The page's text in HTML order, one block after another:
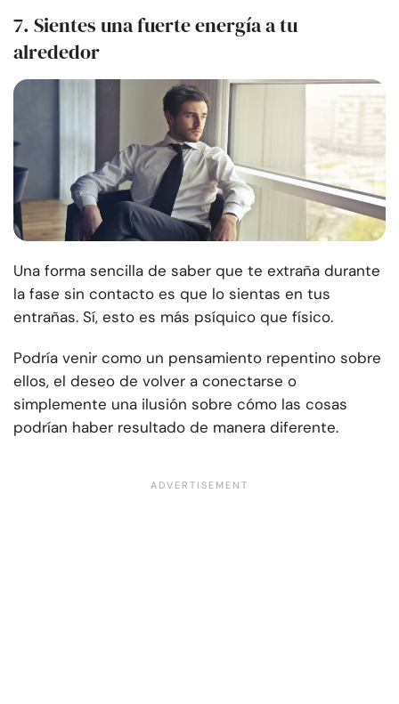
7. Sientes una fuerte energía a tu
alrededor
Una forma sencilla de saber que te extraña durante
la fase sin contacto es que lo sientas en tus
entrañas. Sí, esto es más psíquico que físico.
Podría venir como un pensamiento repentino sobre
ellos, el deseo de volver a conectarse o
simplemente una ilusión sobre cómo las cosas
podrían haber resultado de manera diferente.